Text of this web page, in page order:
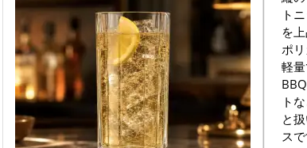
ト
を
ポ
軽
ト
と
スで